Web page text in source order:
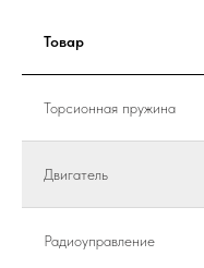
Товар
Торсионная пружина
Двигатель
Радиоуправление